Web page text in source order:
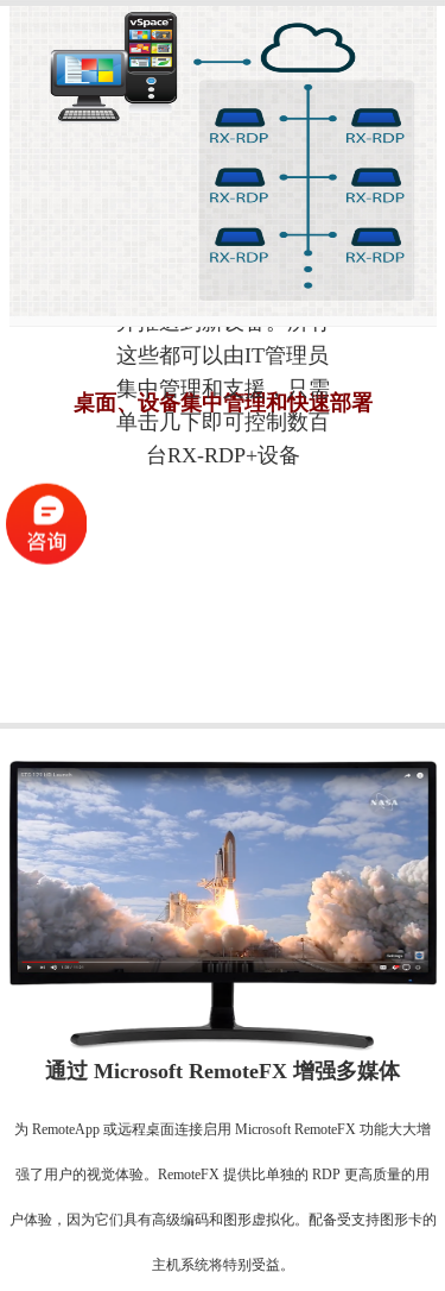
桌面、设备集中管理和快速部署
vSpace Console是vSpace
Pro中的集成设备管理解
决方案，具有内置的设
备管理功能，可以轻松
会话管理和用户监控。
管理员可以定义一个具
有所有设置和配置的设
备模板，然后将其克隆
并推送到新设备。所有
这些都可以由IT管理员
集中管理和支援，只需
单击几下即可控制数百
台RX-RDP+设备
通过 Microsoft RemoteFX 增强多媒体
为 RemoteApp 或远程桌面连接启用 Microsoft RemoteFX 功能大大增
强了用户的视觉体验。RemoteFX 提供比单独的 RDP 更高质量的用
户体验，因为它们具有高级编码和图形虚拟化。配备受支持图形卡的
主机系统将特别受益。